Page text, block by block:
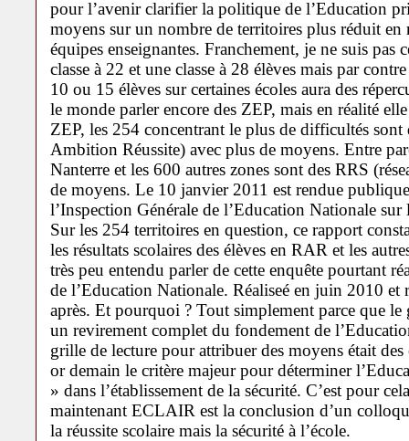
pour l’avenir clarifier la politique de l’Education
moyens sur un nombre de territoires plus réduit en
équipes enseignantes. Franchement, je ne suis pas
classe à 22 et une classe à 28 élèves mais par
10 ou 15 élèves sur certaines écoles aura des
le monde parler encore des ZEP, mais en réalité
ZEP, les 254 concentrant le plus de difficultés sont
Ambition Réussite) avec plus de moyens. Entre
Nanterre et les 600 autres zones sont des RRS
de moyens. Le 10 janvier 2011 est rendue
l’Inspection Générale de l’Education Nationale
Sur les 254 territoires en question, ce rapport
les résultats scolaires des élèves en RAR et les
très peu entendu parler de cette enquête pourtant
de l’Education Nationale. Réaliseé en juin 2010
après. Et pourquoi ? Tout simplement parce que le
un revirement complet du fondement de
grille de lecture pour attribuer des moyens était
or demain le critère majeur pour déterminer
» dans l’établissement de la sécurité. C’est pour
maintenant ECLAIR est la conclusion d’un
la réussite scolaire mais la sécurité à l’école.